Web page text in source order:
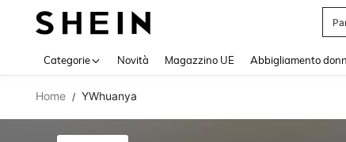
Categorie Novità Magazzino UE Abbigliamento
Home / YWhuanya